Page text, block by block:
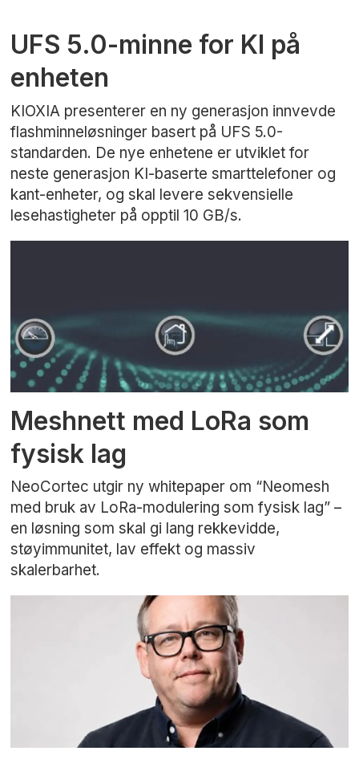
UFS 5.0-minne for KI på
enheten
KIOXIA presenterer en ny generasjon innvevde
flashminneløsninger basert på UFS 5.0-
standarden. De nye enhetene er utviklet for
neste generasjon KI-baserte smarttelefoner og
kant-enheter, og skal levere sekvensielle
lesehastigheter på opptil 10 GB/s.
Meshnett med LoRa som
fysisk lag
NeoCortec utgir ny whitepaper om “Neomesh
med bruk av LoRa-modulering som fysisk lag” –
en løsning som skal gi lang rekkevidde,
støyimmunitet, lav effekt og massiv
skalerbarhet.